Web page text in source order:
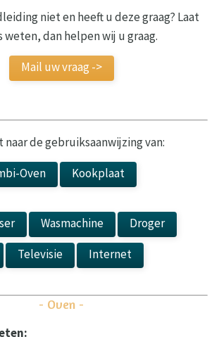
niet en heeft u deze graag? Laat
weten, dan helpen wij u graag.
Mail uw vraag ->
naar de gebruiksaanwijzing van:
Oven Kookplaat
Wasmachine
Droger
Televisie Internet
- Oven -